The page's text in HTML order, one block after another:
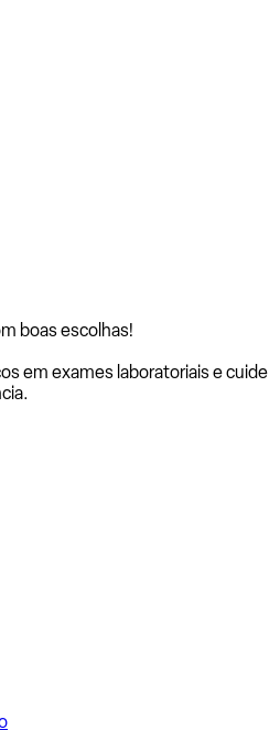
boas escolhas!
em exames laboratoriais e cuide